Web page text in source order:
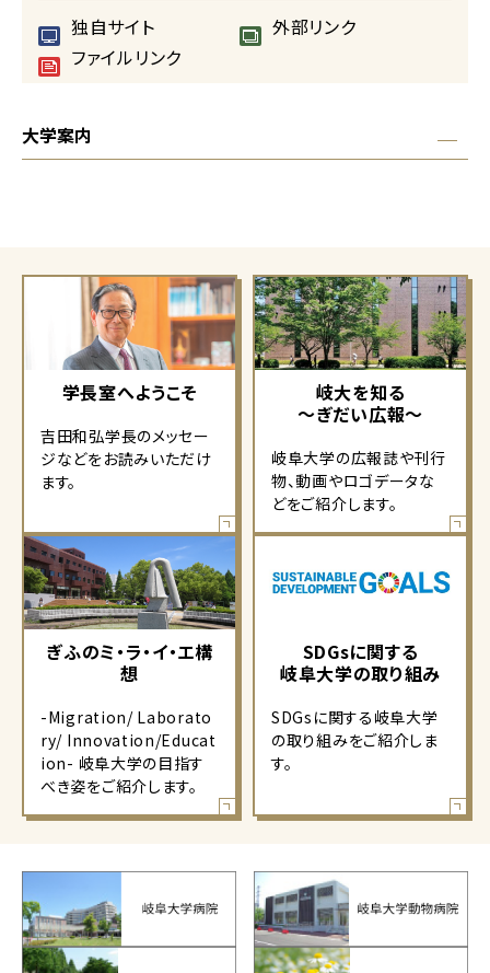
独自サイト
外部リンク
ファイルリンク
大学案内
学長室へようこそ
吉田和弘学長のメッセー
ジなどをお読みいただけ
ます。
岐大を知る
～ぎだい広報～
岐阜大学の広報誌や刊行
物、動画やロゴデータな
どをご紹介します。
ぎふのミ・ラ・イ・エ構
想
-Migration/ Laborato
ry/ Innovation/Educat
ion- 岐阜大学の目指す
べき姿をご紹介します。
SDGsに関する
岐阜大学の取り組み
SDGsに関する岐阜大学
の取り組みをご紹介しま
す。